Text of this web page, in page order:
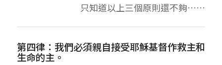
只知道以上三個原則還不夠……
第四律：我們必須親自接受耶穌基督作救主和
生命的主。